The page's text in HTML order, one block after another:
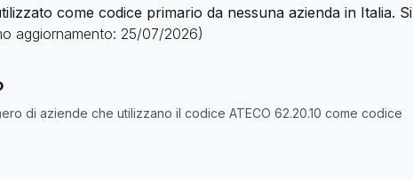
come codice primario da nessuna azienda in Italia. Si
aggiornamento: 25/07/2026)
di aziende che utilizzano il codice ATECO 62.20.10 come codice
Numero aziende